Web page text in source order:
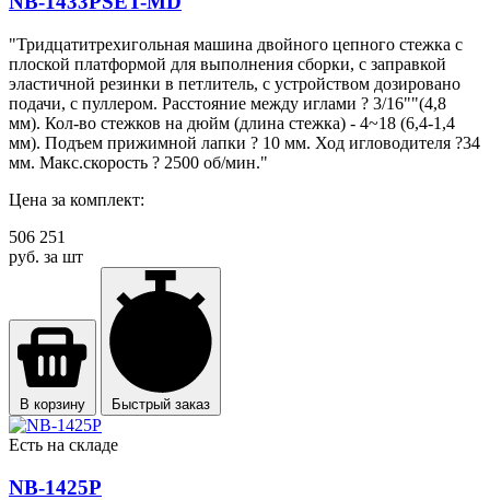
"Тридцатитрехигольная машина двойного цепного стежка с
плоской платформой для выполнения сборки, с заправкой
эластичной резинки в петлитель, с устройством дозировано
подачи, с пуллером. Расстояние между иглами ? 3/16""(4,8
мм). Кол-во стежков на дюйм (длина стежка) - 4~18 (6,4-1,4
мм). Подъем прижимной лапки ? 10 мм. Ход игловодителя ?34
мм. Макс.скорость ? 2500 об/мин."
Цена за комплект:
506 251
руб. за шт
В корзину Быстрый заказ
Есть на складе
NB-1425P